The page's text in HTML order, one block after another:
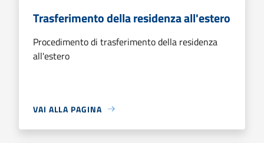
Trasferimento della residenza all'estero
Procedimento di trasferimento della residenza
all'estero
VAI ALLA PAGINA